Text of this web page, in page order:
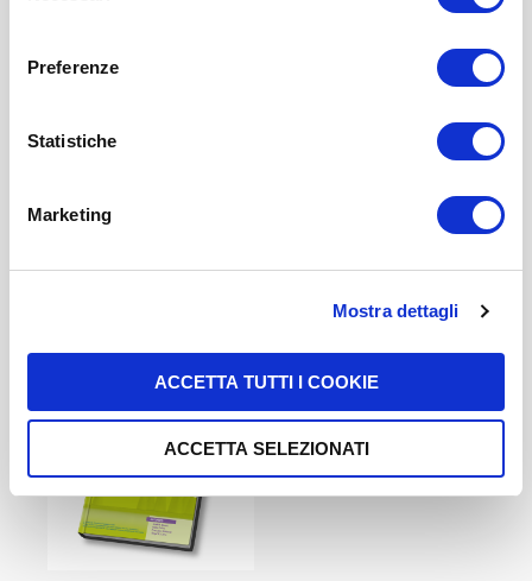
. Chiudendo il banner tramite la “X” prosegui la
navigazione senza alcuna profilazione. Selezionando
“Accetta tutti i cookie” presti il tuo consenso alla
pagina dedicati ai cookie
Preferenze
Statistiche
Marketing
Mostra dettagli
ACCETTA TUTTI I COOKIE
ACCETTA SELEZIONATI
ISBN: 978-84-9727-746-4
5,00 US$
-